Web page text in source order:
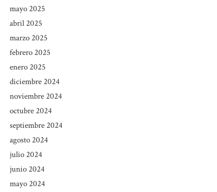
mayo 2025
abril 2025
marzo 2025
febrero 2025
enero 2025
diciembre 2024
noviembre 2024
octubre 2024
septiembre 2024
agosto 2024
julio 2024
junio 2024
mayo 2024